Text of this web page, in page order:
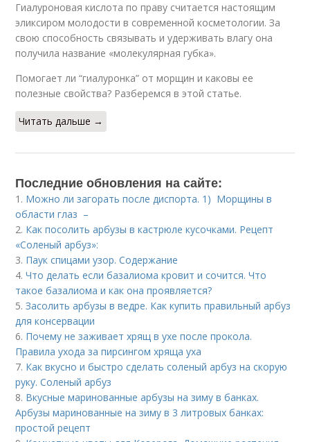
Гиалуроновая кислота по праву считается настоящим
эликсиром молодости в современной косметологии. За
свою способность связывать и удерживать влагу она
получила название «молекулярная губка».
Помогает ли “гиалуронка” от морщин и каковы ее
полезные свойства? Разберемся в этой статье.
Читать дальше →
Последние обновления на сайте:
1. Можно ли загорать после диспорта. 1) Морщины в
области глаз –
2. Как посолить арбузы в кастрюле кусочками. Рецепт
«Соленый арбуз»:
3. Паук спицами узор. Содержание
4.Что делать если базалиома кровит и сочится. Что
такое базалиома и как она проявляется?
5.Засолить арбузы в ведре. Как купить правильный арбуз
для консервации
6. Почему не заживает хрящ в ухе после прокола.
Правила ухода за пирсингом хряща уха
7. Как вкусно и быстро сделать соленый арбуз на скорую
руку. Соленый арбуз
8. Вкусные маринованные арбузы на зиму в банках.
Арбузы маринованные на зиму в 3 литровых банках:
простой рецепт